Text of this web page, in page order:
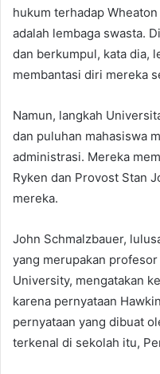
hukum terhadap
adalah lembaga swasta.
dan berkumpul, kata dia,
membantasi diri mereka
Namun, langkah
dan puluhan mahasiswa
administrasi. Mereka
Ryken dan Provost Stan
mereka.
John Schmalzbauer,
yang merupakan
University, mengatakan
karena pernyataan
pernyataan yang dibuat
terkenal di sekolah itu,